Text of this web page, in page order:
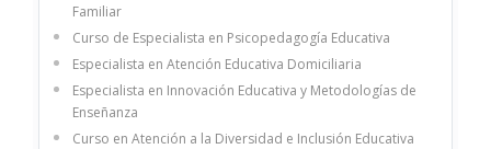
Familiar
Curso de Especialista en Psicopedagogía Educativa
Especialista en Atención Educativa Domiciliaria
Especialista en Innovación Educativa y Metodologías de
Enseñanza
Curso en Atención a la Diversidad e Inclusión Educativa